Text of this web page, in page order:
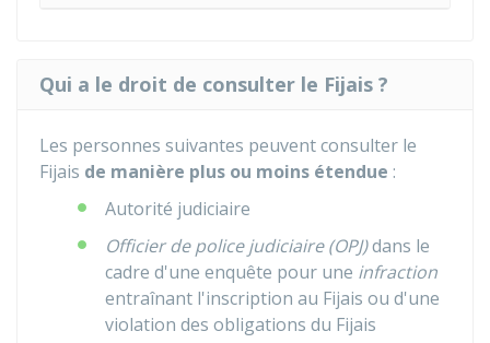
Qui a le droit de consulter le Fijais ?
Les personnes suivantes peuvent consulter le
Fijais de manière plus ou moins étendue :
Autorité judiciaire
Officier de police judiciaire (OPJ)dans le
cadre d'une enquête pour une infraction
entraînant l'inscription au Fijais ou d'une
violation des obligations du Fijais